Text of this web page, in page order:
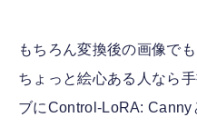
もちろん変換後の画像で
ちょっと絵心ある人なら
ブにControl-LoRA: